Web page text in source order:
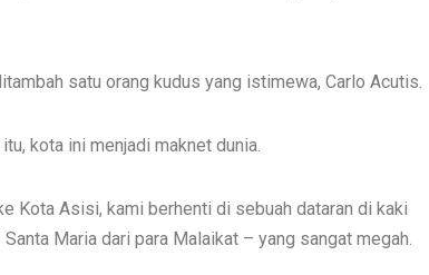
satu orang kudus yang istimewa, Carlo Acutis.
kota ini menjadi maknet dunia.
Kota Asisi, kami berhenti di sebuah dataran di kaki
Maria dari para Malaikat – yang sangat megah.